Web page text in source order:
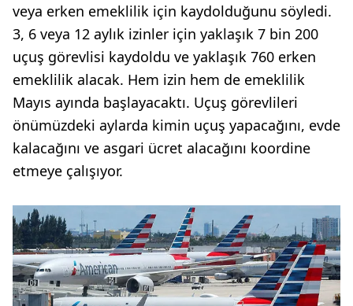
veya erken emeklilik için kaydolduğunu söyledi.
3, 6 veya 12 aylık izinler için yaklaşık 7 bin 200
uçuş görevlisi kaydoldu ve yaklaşık 760 erken
emeklilik alacak. Hem izin hem de emeklilik
Mayıs ayında başlayacaktı. Uçuş görevlileri
önümüzdeki aylarda kimin uçuş yapacağını, evde
kalacağını ve asgari ücret alacağını koordine
etmeye çalışıyor.